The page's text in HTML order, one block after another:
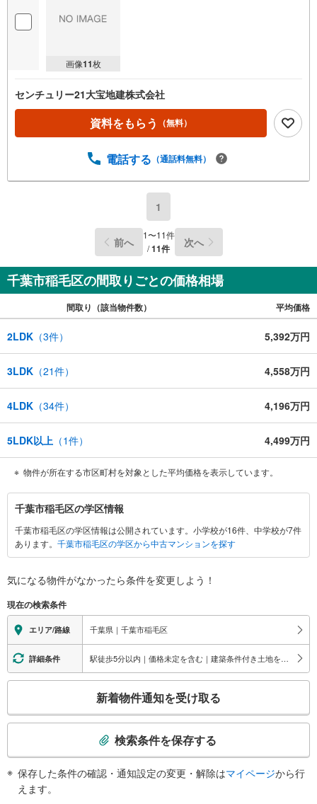
画像11枚
センチュリー21大宝地建株式会社
資料をもらう （無料）
電話する （通話料無料）
1
前へ 1〜11件
/11件 次へ
千葉市稲毛区の間取りごとの価格相場
間取り（該当物件数） 平均価格
2LDK （3件） 5,392万円
3LDK （21件） 4,558万円
4LDK （34件） 4,196万円
5LDK以上 （1件） 4,499万円
物件が所在する市区町村を対象とした平均価格を表示しています。
千
葉
市
稲
区
関
す
る
情
報
千葉市稲毛区の学区情報
千葉市稲毛区の学区情報は公開されています。小学校が16件、中学校が7件
あります。 千葉市稲毛区の学区から中古マンションを探す
気になる物件がなかったら条件を変更しよう！
現在の検索条件
エリア/路線 千葉県｜千葉市稲毛区
詳細条件 駅徒歩5分以内｜価格未定を含む｜建築条件付き土地を含む｜間取り未定を含む
検
新着物件通知を受け取る
検索条件を保存する
保存した条件の確認・通知設定の変更・解除はマイページから行
えます。